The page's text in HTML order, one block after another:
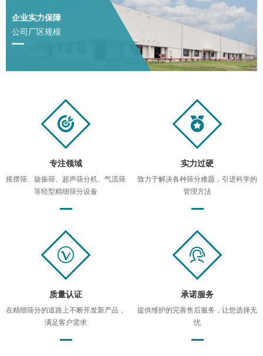
企业实力保障
公司厂区规模
专注领域
摇摆筛、旋振筛、超声筛分机、气流筛
等轻型精细筛分设备
实力过硬
致力于解决各种筛分难题，引进科学的
管理方法
质量认证
在精细筛分的道路上不断开发新产品，
满足客户需求
承诺服务
提供维护的完善售后服务，让您选择无
忧